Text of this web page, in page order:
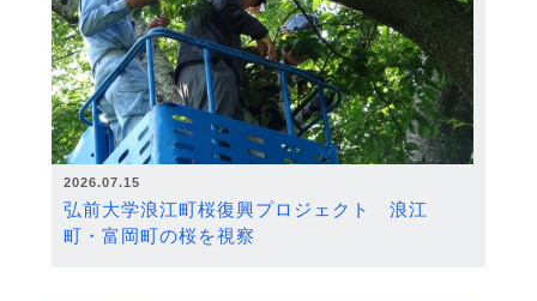
2026.07.15
弘前大学浪江町桜復興プロジェクト 浪江
町・富岡町の桜を視察